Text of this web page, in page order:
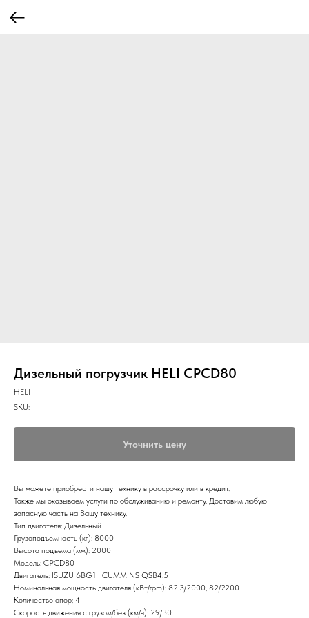
Дизельный погрузчик HELI CPCD80
HELI
SKU:
Уточнить цену
Вы можете приобрести нашу технику в рассрочку или в кредит.
Также мы оказываем услуги по обслуживанию и ремонту. Доставим любую
запасную часть на Вашу технику.
Тип двигателя: Дизельный
Грузоподъемность (кг): 8000
Высота подъема (мм): 2000
Модель: CPCD80
Двигатель: ISUZU 6BG1 | CUMMINS QSB4.5
Номинальная мощность двигателя (кВт/rpm): 82.3/2000, 82/2200
Количество опор: 4
Скорость движения с грузом/без (км/ч): 29/30